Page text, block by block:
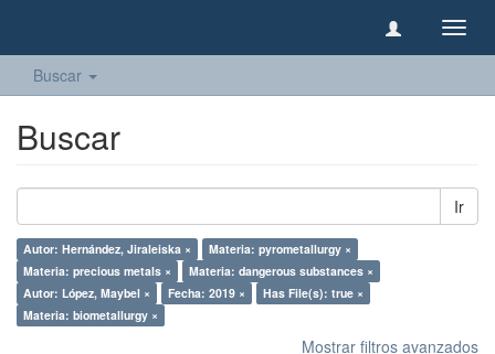
Buscar
Buscar
Ir
Autor: Hernández, Jiraleiska ×
Materia: pyrometallurgy ×
Materia: precious metals ×
Materia: dangerous substances ×
Autor: López, Maybel ×
Fecha: 2019 ×
Has File(s): true ×
Materia: biometallurgy ×
Mostrar filtros avanzados